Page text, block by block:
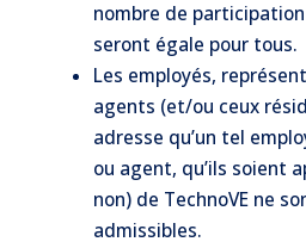
nombre de
seront égale pour tous.
Les employés,
agents (et/ou ceux
adresse qu’un tel
ou agent, qu’ils soient
non) de TechnoVE ne
admissibles.